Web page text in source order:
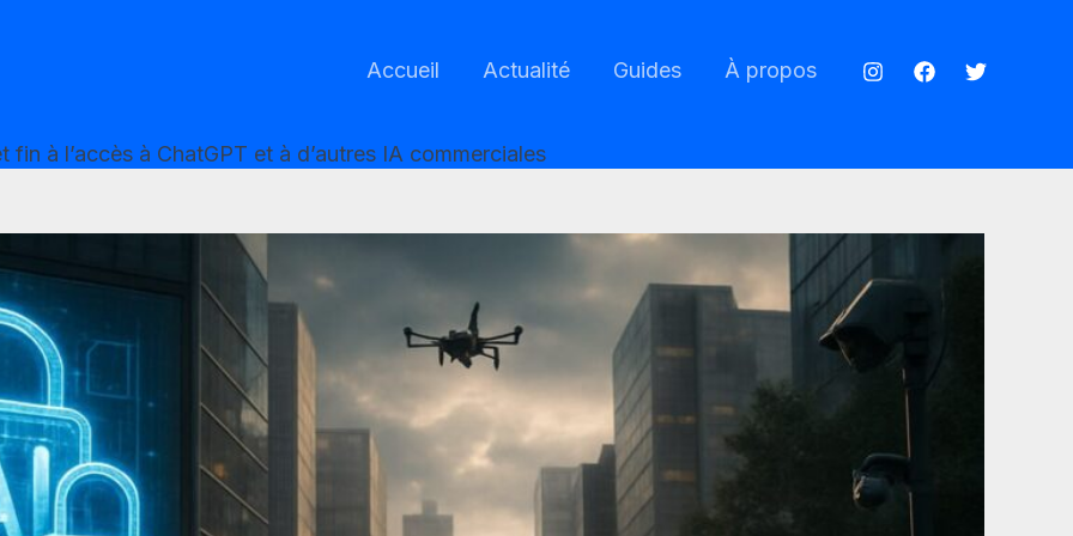
Accueil Actualité Guides À propos
fin à l’accès à ChatGPT et à d’autres IA commerciales